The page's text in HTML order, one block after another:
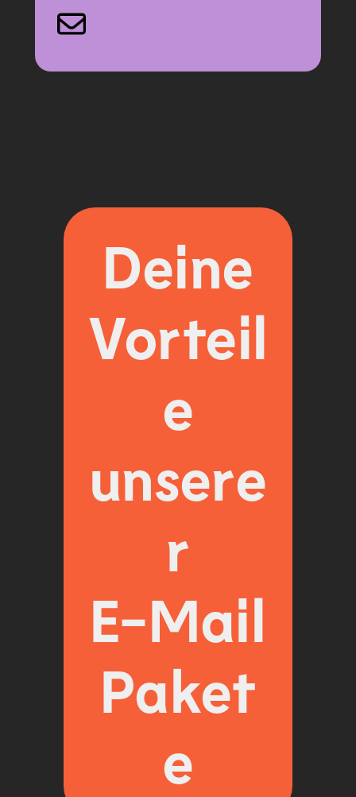
Deine
Vorteil
e
unsere
r
E-Mail
Paket
e